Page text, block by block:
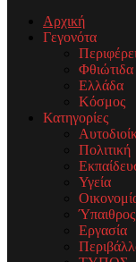
Αρχική
Γεγονότα
Φθιώτιδα
Ελλάδα
Κόσμος
Κατηγορίες
Πολιτική
Υγεία
Ύπαιθρος
Εργασία